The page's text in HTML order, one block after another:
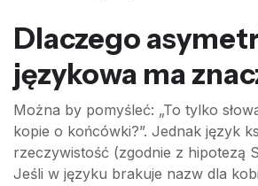
Dlaczego
językowa ma
Można by pomyśleć: „To tylko
kopie o końcówki?”. Jednak język
rzeczywistość (zgodnie z hipotezą
Jeśli w języku brakuje nazw dla